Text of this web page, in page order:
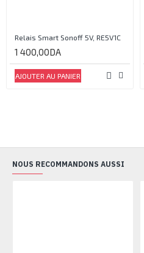
Relais Smart Sonoff 5V, RE5V1C
1 400,00DA
AJOUTER AU PANIER
NOUS RECOMMANDONS AUSSI